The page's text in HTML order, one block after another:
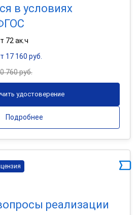
в условиях
72 ак.ч
17 160 руб.
760 руб.
удостоверение
Подробнее
реализации